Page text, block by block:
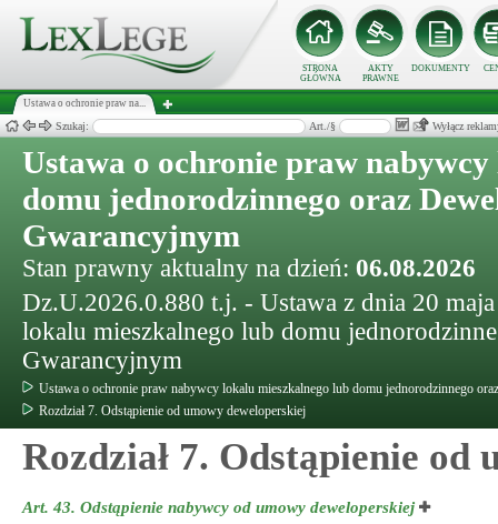
STRONA
GŁÓWNA
AKTY
PRAWNE
DOKUMENTY
Ustawa o ochronie praw na...
Szukaj: Art./§ Wyłącz
Ustawa o ochronie praw
domu jednorodzinnego oraz
Gwarancyjnym
Stan prawny aktualny na dzień: 06.08.2026
Dz.U.2026.0.880 t.j. - Ustawa z dnia 20
lokalu mieszkalnego lub domu
Gwarancyjnym
Ustawa o ochronie praw nabywcy lokalu mieszkalnego lub domu jednorodzinnego
Rozdział 7. Odstąpienie od umowy deweloperskiej
Rozdział 7. Odstąpienie od
Art. 43. Odstąpienie nabywcy od umowy deweloperskiej